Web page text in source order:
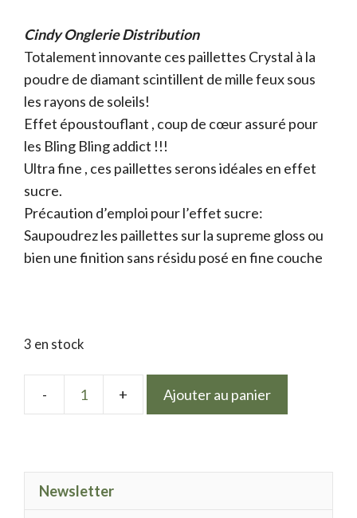
initial
était :
3.60 €.
actuel
est :
1.20 €.
Cindy Onglerie Distribution
Totalement innovante ces paillettes Crystal à la
poudre de diamant scintillent de mille feux sous
les rayons de soleils!
Effet époustouflant , coup de cœur assuré pour
les Bling Bling addict !!!
Ultra fine , ces paillettes serons idéales en effet
sucre.
Précaution d’emploi pour l’effet sucre:
Saupoudrez les paillettes sur la supreme gloss ou
bien une finition sans résidu posé en fine couche
3 en stock
quantité
magic
Ajouter au panier
Newsletter